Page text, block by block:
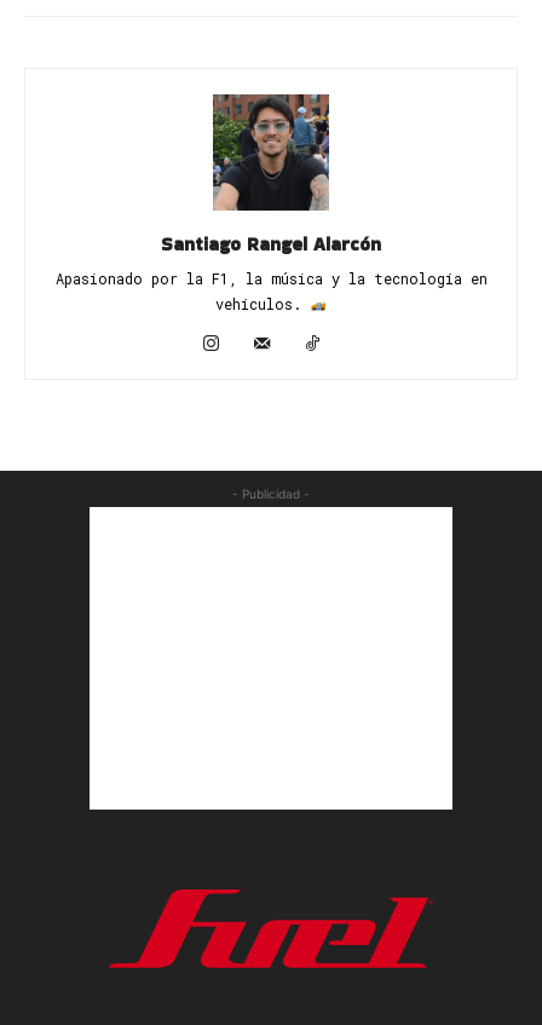
Santiago Rangel Alarcón
Apasionado por la F1, la música y la tecnología en
vehículos. ​
- Publicidad -